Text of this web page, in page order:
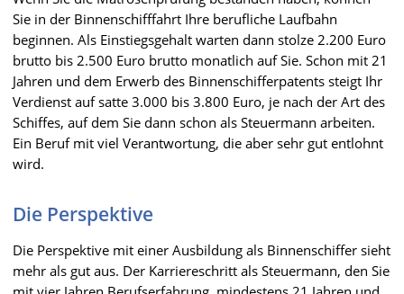
Sie in der Binnenschifffahrt Ihre berufliche Laufbahn
beginnen. Als Einstiegsgehalt warten dann stolze 2.200 Euro
brutto bis 2.500 Euro brutto monatlich auf Sie. Schon mit 21
Jahren und dem Erwerb des Binnenschifferpatents steigt Ihr
Verdienst auf satte 3.000 bis 3.800 Euro, je nach der Art des
Schiffes, auf dem Sie dann schon als Steuermann arbeiten.
Ein Beruf mit viel Verantwortung, die aber sehr gut entlohnt
wird.
Die Perspektive
Die Perspektive mit einer Ausbildung als Binnenschiffer sieht
mehr als gut aus. Der Karriereschritt als Steuermann, den Sie